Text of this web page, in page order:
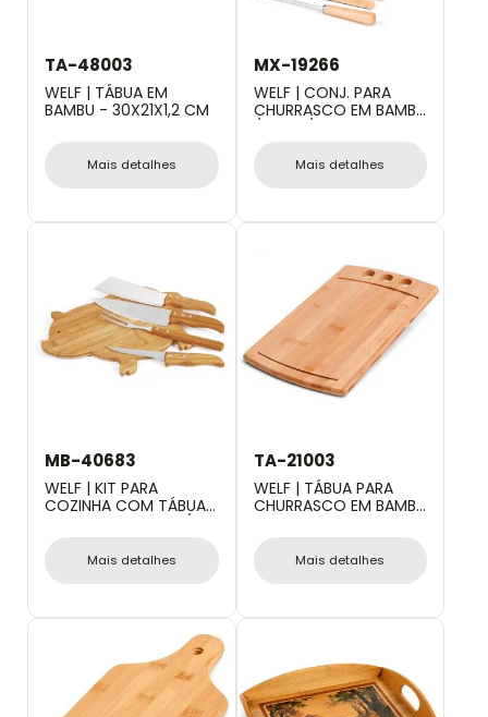
TA-48003
WELF | TÁBUA EM
BAMBU - 30X21X1,2 CM
Mais detalhes
MX-19266
WELF | CONJ. PARA
CHURRASCO EM BAMBU
/ INOX / MADEIRA - 4
Mais detalhes
MB-40683
WELF | KIT PARA
COZINHA COM TÁBUA
PORCO EM BAMBU /
Mais detalhes
TA-21003
WELF | TÁBUA PARA
CHURRASCO EM BAMBU
Mais detalhes